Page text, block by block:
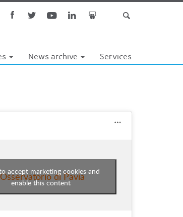
News archive Services
Osservatorio di Pavia
accept marketing cookies and
enable this content